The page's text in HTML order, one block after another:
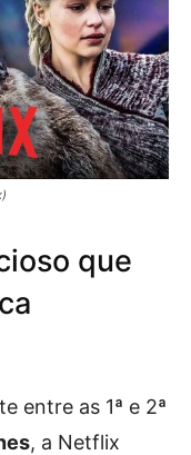
que
entre as 1ª e 2ª
, a Netflix